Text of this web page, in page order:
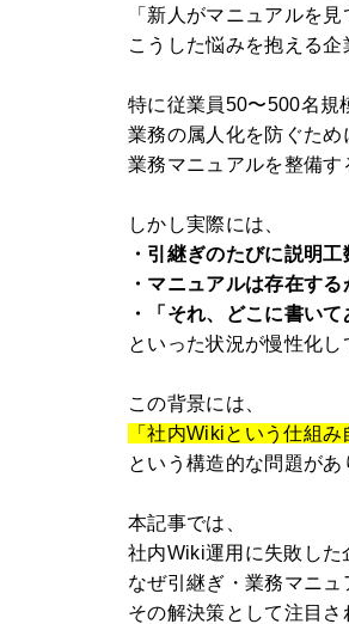
「新人がマニュアルを
こうした悩みを抱える企
特に従業員50〜500名規
業務の属人化を防ぐた
業務マニュアルを整備す
しかし実際には、
・引継ぎのたびに説明
・マニュアルは存在す
・「それ、どこに書い
といった状況が慢性化し
この背景には、
「社内Wikiという仕組
という構造的な問題があ
本記事では、
社内Wiki運用に失敗した
なぜ引継ぎ・業務マニュ
その解決策として注目さ